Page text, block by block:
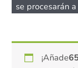
se procesarán
¡Añade
Aroma
de